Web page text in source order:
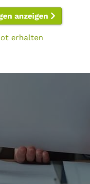
anzeigen
erhalten